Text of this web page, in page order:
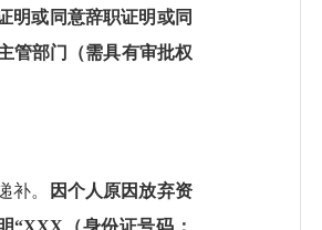
明或同意辞职证明或同
管部门
（需具有审批权
补。 因个人原因 放弃资
“XXX（身份证号码：